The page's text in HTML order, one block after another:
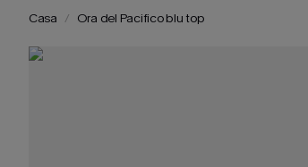
Casa Ora del Pacifico blu top